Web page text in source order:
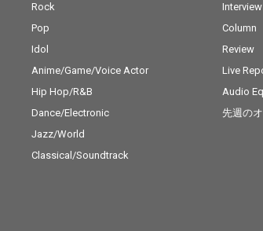
Rock
Pop
Idol
Anime/Game/Voice Actor
Hip Hop/R&B
Dance/Electronic
Jazz/World
Classical/Soundtrack
Interview
Column
Review
Live
Audio
先週の